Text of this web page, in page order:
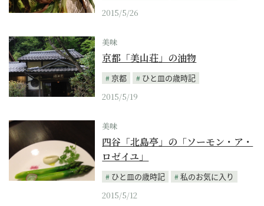
2015/5/26
美味
京都「美山荘」の油物
京都
ひと皿の歳時記
2015/5/19
美味
四谷「北島亭」の「ソーモン・ア・
ロゼイユ」
ひと皿の歳時記
私のお気に入り
2015/5/12